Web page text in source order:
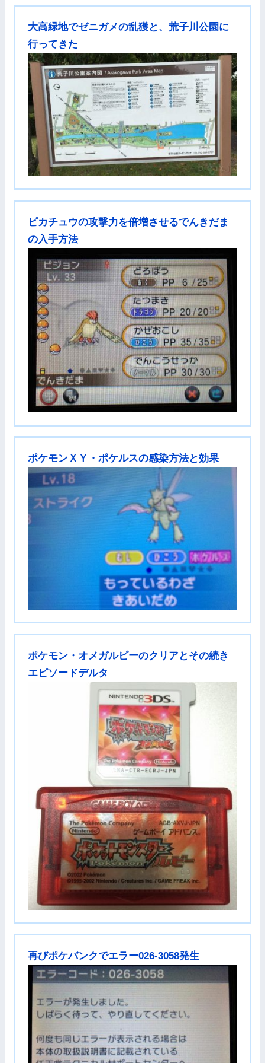
大高緑地でゼニガメの乱獲と、荒子川公園に
行ってきた
ピカチュウの攻撃力を倍増させるでんきだま
の入手方法
ポケモンＸＹ・ポケルスの感染方法と効果
ポケモン・オメガルビーのクリアとその続き
エピソードデルタ
再びポケバンクでエラー026-3058発生